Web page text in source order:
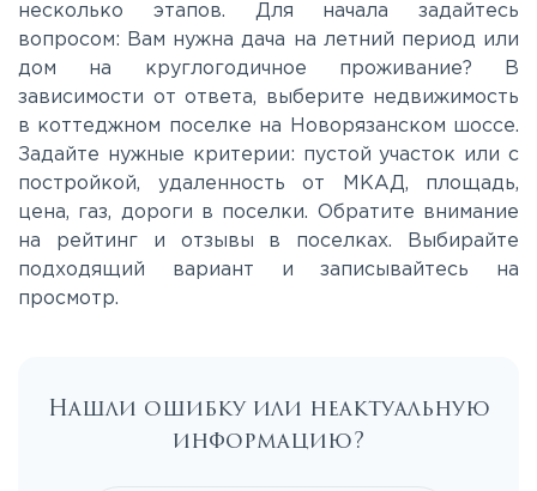
Новорязанское
Носовихинское
Пятницкое
Рублево-Успенское
Таракановское
несколько этапов. Для начала задайтесь
вопросом: Вам нужна дача на летний период или
дом на круглогодичное проживание? В
зависимости от ответа, выберите недвижимость
в коттеджном поселке на Новорязанском шоссе.
Задайте нужные критерии: пустой участок или с
постройкой, удаленность от МКАД, площадь,
цена, газ, дороги в поселки. Обратите внимание
на рейтинг и отзывы в поселках. Выбирайте
подходящий вариант и записывайтесь на
просмотр.
Нашли ошибку или неактуальную
информацию?